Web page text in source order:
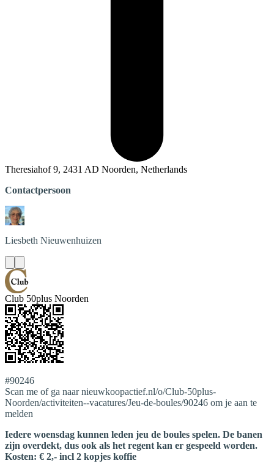
Theresiahof 9, 2431 AD Noorden, Netherlands
Contactpersoon
Liesbeth Nieuwenhuizen
Club 50plus Noorden
#90246
Scan me of ga naar nieuwkoopactief.nl/o/Club-50plus-
Noorden/activiteiten--vacatures/Jeu-de-boules/90246 om je aan te
melden
Iedere woensdag kunnen leden jeu de boules spelen. De banen
zijn overdekt, dus ook als het regent kan er gespeeld worden.
Kosten: € 2,- incl 2 kopjes koffie